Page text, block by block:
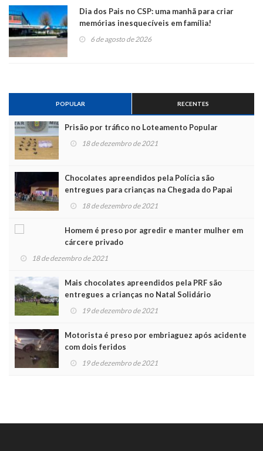
Dia dos Pais no CSP: uma manhã para criar
memórias inesquecíveis em família!
6 de agosto de 2026
POPULAR RECENTES
Prisão por tráfico no Loteamento Popular
18 de dezembro de 2021
Chocolates apreendidos pela Polícia são
entregues para crianças na Chegada do Papai
Noel 18 de dezembro de 2021
Homem é preso por agredir e manter mulher em
cárcere privado
18 de dezembro de 2021
Mais chocolates apreendidos pela PRF são
entregues a crianças no Natal Solidário
19 de dezembro de 2021
Motorista é preso por embriaguez após acidente
com dois feridos
19 de dezembro de 2021